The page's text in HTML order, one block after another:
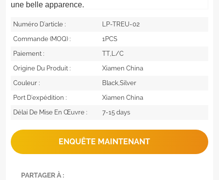
une belle apparence.
Numéro D'article :
LP-TREU-02
Commande (MOQ) :
1PCS
Paiement :
TT,L/C
Origine Du Produit :
Xiamen China
Couleur :
Black,Silver
Port D'expédition :
Xiamen China
Délai De Mise En Œuvre :
7-15 days
ENQUÊTE MAINTENANT
PARTAGER À :